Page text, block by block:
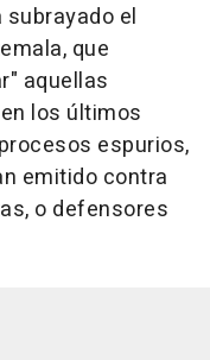
el
que
aquellas
los últimos
espurios,
emitido contra
o defensores